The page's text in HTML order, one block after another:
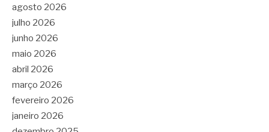
agosto 2026
julho 2026
junho 2026
maio 2026
abril 2026
março 2026
fevereiro 2026
janeiro 2026